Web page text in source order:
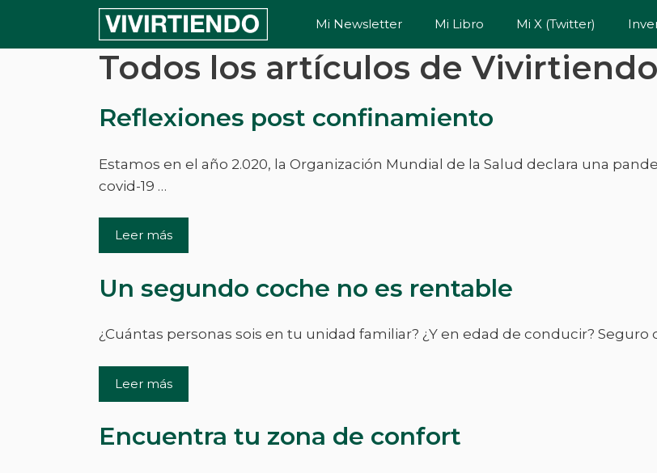
contenido
Mi Newsletter Mi Libro Mi X (Twitter)
Todos los artículos de Vivirtiendo
Reflexiones post confinamiento
Estamos en el año 2.020, la Organización Mundial de la Salud declara una
covid-19 …
Leer más
Un segundo coche no es rentable
¿Cuántas personas sois en tu unidad familiar? ¿Y en edad de conducir? Seguro
Leer más
Encuentra tu zona de confort